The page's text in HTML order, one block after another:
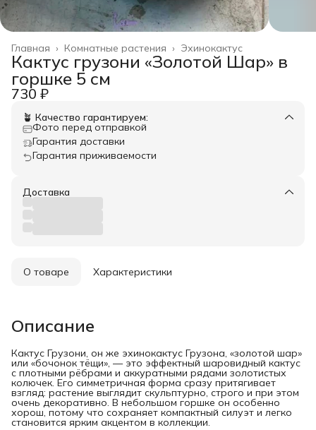
Эхинокактус
Комнатные растения ›
Главная ›
Кактус грузони «Золотой Шар» в
горшке 5 см
730 ₽
🪴 Качество гарантируем:
Фото перед отправкой
Гарантия доставки
Гарантия приживаемости
Доставка
О товаре Характеристики
Описание
Кактус Грузони, он же эхинокактус Грузона, «золотой шар»
или «бочонок тёщи», — это эффектный шаровидный кактус
с плотными рёбрами и аккуратными рядами золотистых
колючек. Его симметричная форма сразу притягивает
взгляд: растение выглядит скульптурно, строго и при этом
очень декоративно. В небольшом горшке он особенно
хорош, потому что сохраняет компактный силуэт и легко
становится ярким акцентом в коллекции.